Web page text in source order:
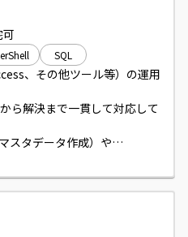
SQL
、その他ツール等）の運用
ら解決まで一貫して対応して
スタデータ作成）や
によるツール開発（要件定
SQLやDBに関する保守・運